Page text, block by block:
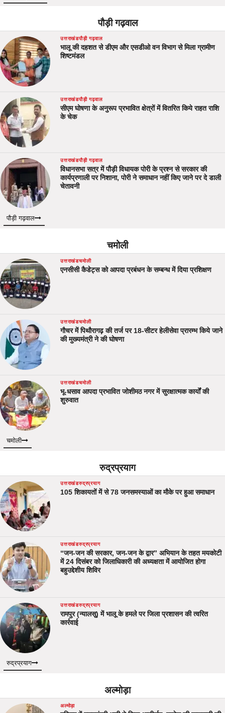
पौड़ी गढ़वाल
उत्तराखंडपौड़ी गढ़वाल
भालू की दहशत से डीएम और एसडीओ वन विभाग से मिला ग्रामीण
शिष्टमंडल
उत्तराखंडपौड़ी गढ़वाल
सीएम घोषणा के अनुरूप प्रभावित क्षेत्रों में वितरित किये राहत राशि
के चेक
उत्तराखंडपौड़ी गढ़वाल
विधानसभा सत्र में पौड़ी विधायक पोरी के प्रश्न से सरकार की
कार्यप्रणाली पर निशाना, पोरी ने समाधान नहीं किए जाने पर दे डाली
चेतावनी
पौड़ी गढ़वाल
चमोली
उत्तराखंडचमोली
एनसीसी कैडेट्स को आपदा प्रबंधन के सम्बन्ध में दिया प्रशिक्षण
उत्तराखंडचमोली
गौचर में पिथौरागढ़ की तर्ज पर 18-सीटर हेलीसेवा प्रारम्भ किये जाने
की मुख्यमंत्री ने की घोषणा
उत्तराखंडचमोली
भू-धसाव आपदा प्रभावित जोशीमठ नगर में सुरक्षात्मक कार्यों की
शुरुवात
चमोली
रुद्रप्रयाग
उत्तराखंडरुद्रप्रयाग
105 शिकायतों में से 78 जनसमस्याओं का मौके पर हुआ समाधान
उत्तराखंडरुद्रप्रयाग
“जन-जन की सरकार, जन-जन के द्वार” अभियान के तहत मयकोटी
में 24 दिसंबर को जिलाधिकारी की अध्यक्षता में आयोजित होगा
बहुउद्देशीय शिविर
उत्तराखंडरुद्रप्रयाग
रामपुर (न्यालसू) में भालू के हमले पर जिला प्रशासन की त्वरित
कार्रवाई
रुद्रप्रयाग
अल्मोड़ा
अल्मोड़ा